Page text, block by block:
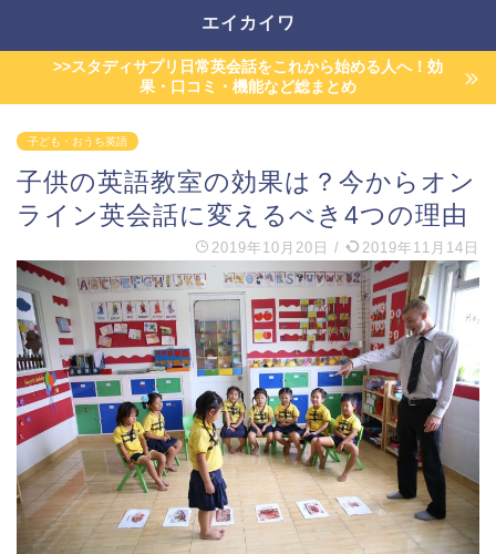
エイカイワ
>>スタディサプリ日常英会話をこれから始める人へ！効
果・口コミ・機能など総まとめ
子ども・おうち英語
子供の英語教室の効果は？今からオン
ライン英会話に変えるべき4つの理由
2019年10月20日 / 2019年11月14日